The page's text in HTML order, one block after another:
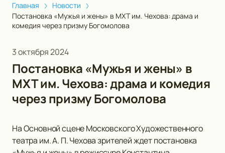
Главная
Новости
Постановка «Мужья и жены» в МХТ им. Чехова: драма и
комедия через призму Богомолова
3 октября 2024
Постановка «Мужья и жены» в
МХТ им. Чехова: драма и комедия
через призму Богомолова
На Основной сцене Московского Художественного
театра им. А. П. Чехова зрителей ждет постановка